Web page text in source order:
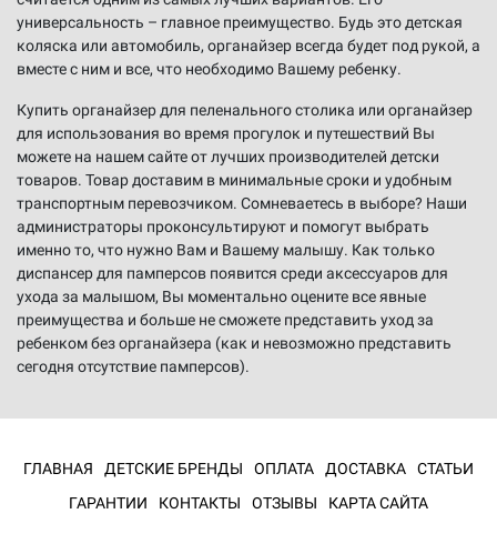
универсальность – главное преимущество. Будь это детская
коляска или автомобиль, органайзер всегда будет под рукой, а
вместе с ним и все, что необходимо Вашему ребенку.
Купить органайзер для пеленального столика или органайзер
для использования во время прогулок и путешествий Вы
можете на нашем сайте от лучших производителей детски
товаров. Товар доставим в минимальные сроки и удобным
транспортным перевозчиком. Сомневаетесь в выборе? Наши
администраторы проконсультируют и помогут выбрать
именно то, что нужно Вам и Вашему малышу. Как только
диспансер для памперсов появится среди аксессуаров для
ухода за малышом, Вы моментально оцените все явные
преимущества и больше не сможете представить уход за
ребенком без органайзера (как и невозможно представить
сегодня отсутствие памперсов).
ГЛАВНАЯ ДЕТСКИЕ БРЕНДЫ ОПЛАТА ДОСТАВКА
СТАТЬИ
ГАРАНТИИ
КОНТАКТЫ ОТЗЫВЫ КАРТА САЙТА